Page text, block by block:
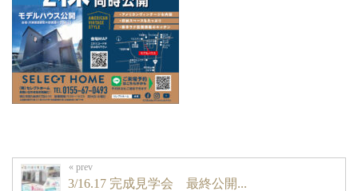
3/16.17 完成見学会 最終公開...